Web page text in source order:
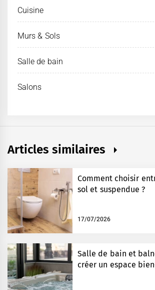
Cuisine
Murs & Sols
Salle de bain
Salons
Articles similaires
Comment choisir
sol et suspendue ?
17/07/2026
Salle de bain et
créer un espace